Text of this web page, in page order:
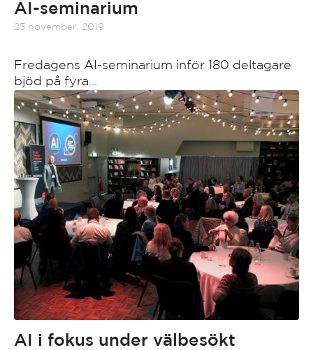
AI-seminarium
25 november, 2019
Fredagens AI-seminarium inför 180 deltagare
bjöd på fyra…
AI i fokus under välbesökt